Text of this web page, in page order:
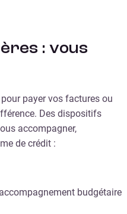
: vous
payer vos factures ou
Des dispositifs
accompagner,
de crédit :
accompagnement budgétaire